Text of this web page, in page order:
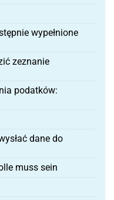
wypełnione
zeznanie
podatków:
dane do
muss sein